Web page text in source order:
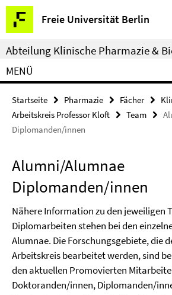
Springe
direkt
zu
Inhalt
Freie Universität Berlin
Service-
Navigation
Abteilung Klinische Pharmazie &
MENÜ
Startseite Pharmazie Fächer
Arbeitskreis Professor Kloft
Team
Diplomanden/innen
Alumni/Alumnae
Diplomanden/innen
Nähere Information zu den jeweiligen
Diplomarbeiten stehen bei den
Alumnae. Die Forschungsgebiete, die
Arbeitskreis bearbeitet werden, sind
den aktuellen Promovierten
Doktoranden/innen, Diplomanden/